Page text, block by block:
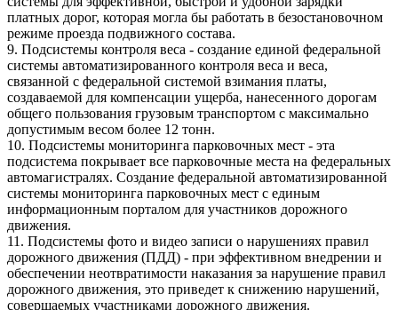
платных дорог, которая могла бы работать в безостановочном
режиме проезда подвижного состава.
9. Подсистемы контроля веса - создание единой федеральной
системы автоматизированного контроля веса и веса,
связанной с федеральной системой взимания платы,
создаваемой для компенсации ущерба, нанесенного дорогам
общего пользования грузовым транспортом с максимально
допустимым весом более 12 тонн.
10. Подсистемы мониторинга парковочных мест - эта
подсистема покрывает все парковочные места на федеральных
автомагистралях. Создание федеральной автоматизированной
системы мониторинга парковочных мест с единым
информационным порталом для участников дорожного
движения.
11. Подсистемы фото и видео записи о нарушениях правил
дорожного движения (ПДД) - при эффективном внедрении и
обеспечении неотвратимости наказания за нарушение правил
дорожного движения, это приведет к снижению нарушений,
совершаемых участниками дорожного движения.